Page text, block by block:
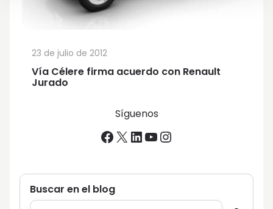
Vía Célere firma acuerdo con Renault
Jurado
23 de julio de 2012
Síguenos
Facebook
X LinkedIn
YouTube
Instagram
Buscar en el blog